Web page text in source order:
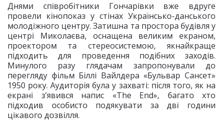
Днями співробітники Гончарівки вже вдруге
провели кінопоказ у стінах Українсько-данського
молодіжного центру. Затишна та простора будівля у
центрі Миколаєва, оснащена великим екраном,
проектором та стереосистемою, якнайкраще
підходить для проведення подібних заходів.
Минулого разу глядачам запропонували до
перегляду фільм Біллі Вайлдера «Бульвар Сансет»
1950 року. Аудиторія була у захваті: після того, як на
екрані з’явився напис «The End», багато хто
підходив особисто подякувати за дві години
цікавого дозвілля.